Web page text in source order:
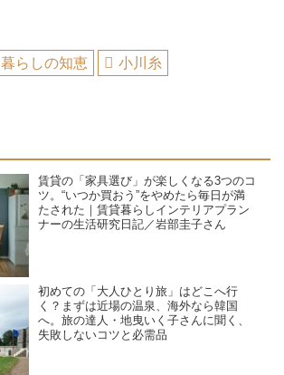
暮らしの知恵 小川糸
賃貸の「家具選び」が楽しくなる3つのコ
ツ。“いつか買おう”をやめたら毎日が満
たされた｜賃貸暮らしインテリアプラン
ナーの生活研究日記／岩部圭子さん
初めての「大人ひとり旅」はどこへ行
く？まずは近場の温泉、海外なら韓国
へ。旅の達人・地曳いく子さんに聞く、
失敗しないコツと必需品